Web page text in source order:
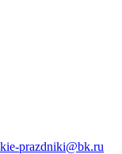
prazdniki@bk.ru